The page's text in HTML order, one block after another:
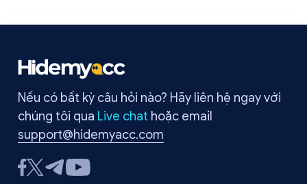
nhanh chóng khắc phục và trở lại duyệt web bình thường.
Nếu có bất kỳ câu hỏi nào? Hãy liên hệ ngay với
chúng tôi qua Live chat hoặc email
support@hidemyacc.com